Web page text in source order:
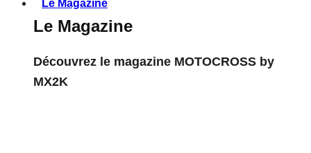
Le Magazine
Le Magazine
Découvrez le magazine MOTOCROSS by
MX2K